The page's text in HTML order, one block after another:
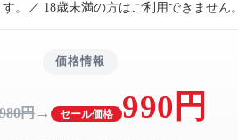
。／ 18歳未満の方はご利用できません。
価格情報
円→ セール価格 990円